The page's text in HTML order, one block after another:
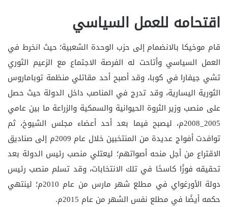
اقتحامه للعمل السياسي
قام موخيكا بالانضمام إلى حزب الوحدة الشعبية؛ حيث انخرط في
العمل السياسي وأتاحت له الفرصة الاجتماع مع الزعيم الثوري
تشي جيفارا في كوبا، وقد أصبح أحد مقاتلي منظمة توباماروس
الثورية اليسارية، وقد تدرج في المناصب داخل الدولة حيث حصل
على منصب وزير الثروة الحيوانية والسمكية والزراعة ما بين عامي
2005_2008م، ليصبح فيما بعد أحد أعضاء مجلس الشيوخ، ثم
توافدت أفواج عديدة من المنتخبين خلال عام 2009م إلى صناديق
الاقتراع من أجل منحه أصواتهم؛ ليعتلي منصب رئيس الدولة بعد
تحقيقه فوزًا كاسحًا في تلك الانتخابات، وقد تسلم منصب رئيس
دولة الأورغواي في مطلع شهر مارس من عام 2010م؛ لينتهي
حكمه أيضًا في مطلع نفس الشهر من عام 2015م.